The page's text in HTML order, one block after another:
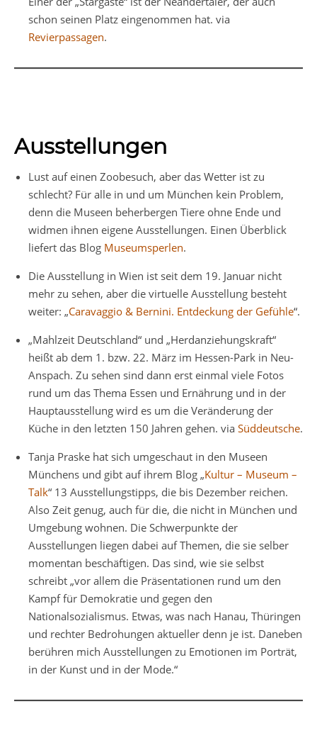
schon seinen Platz eingenommen hat. via
Revierpassagen.
Ausstellungen
Lust auf einen Zoobesuch, aber das Wetter ist zu
schlecht? Für alle in und um München kein Problem,
denn die Museen beherbergen Tiere ohne Ende und
widmen ihnen eigene Ausstellungen. Einen Überblick
liefert das Blog Museumsperlen.
Die Ausstellung in Wien ist seit dem 19. Januar nicht
mehr zu sehen, aber die virtuelle Ausstellung besteht
weiter: „Caravaggio & Bernini. Entdeckung der Gefühle“.
„Mahlzeit Deutschland“ und „Herdanziehungskraft“
heißt ab dem 1. bzw. 22. März im Hessen-Park in Neu-
Anspach. Zu sehen sind dann erst einmal viele Fotos
rund um das Thema Essen und Ernährung und in der
Hauptausstellung wird es um die Veränderung der
Küche in den letzten 150 Jahren gehen. via Süddeutsche.
Tanja Praske hat sich umgeschaut in den Museen
Münchens und gibt auf ihrem Blog „Kultur – Museum –
Talk“ 13 Ausstellungstipps, die bis Dezember reichen.
Also Zeit genug, auch für die, die nicht in München und
Umgebung wohnen. Die Schwerpunkte der
Ausstellungen liegen dabei auf Themen, die sie selber
momentan beschäftigen. Das sind, wie sie selbst
schreibt „vor allem die Präsentationen rund um den
Kampf für Demokratie und gegen den
Nationalsozialismus. Etwas, was nach Hanau, Thüringen
und rechter Bedrohungen aktueller denn je ist. Daneben
berühren mich Ausstellungen zu Emotionen im Porträt,
in der Kunst und in der Mode.“